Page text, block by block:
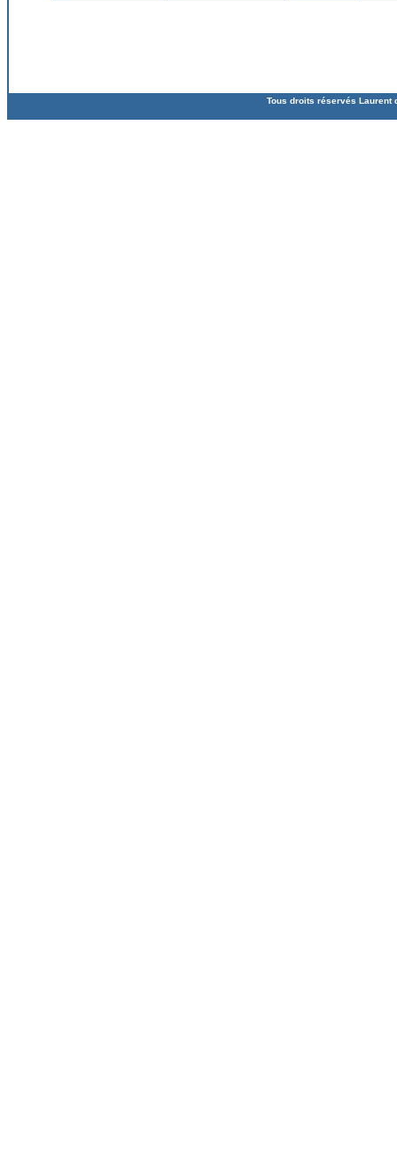
Tous droits réservés Laurent